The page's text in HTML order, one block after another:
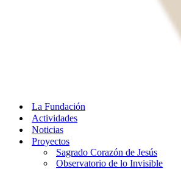
La Fundación
Actividades
Noticias
Proyectos
Sagrado Corazón de Jesús
Observatorio de lo Invisible